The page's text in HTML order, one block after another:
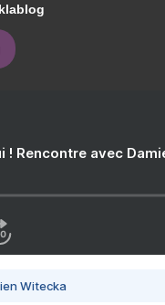
Rencontre avec
Witecka